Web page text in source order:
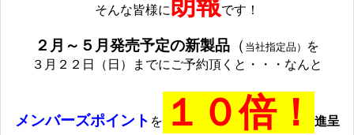
そんな皆様に朗報です！
２月～５月発売予定の新製品 （ 当社指定品）
を
３月２２日（日）までにご予約頂くと・・・なんと
メンバーズポイント を １０倍！
進呈